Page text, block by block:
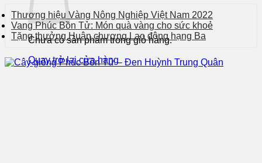
Chưa có sản phẩm trong giỏ hàng.
Quay trở lại cửa hàng
Thương hiệu Vàng Nông Nghiệp Việt Nam 2022
Vang Phúc Bồn Tử: Món quà vàng cho sức khoẻ
Tặng thưởng Huân chương Lao động hạng Ba